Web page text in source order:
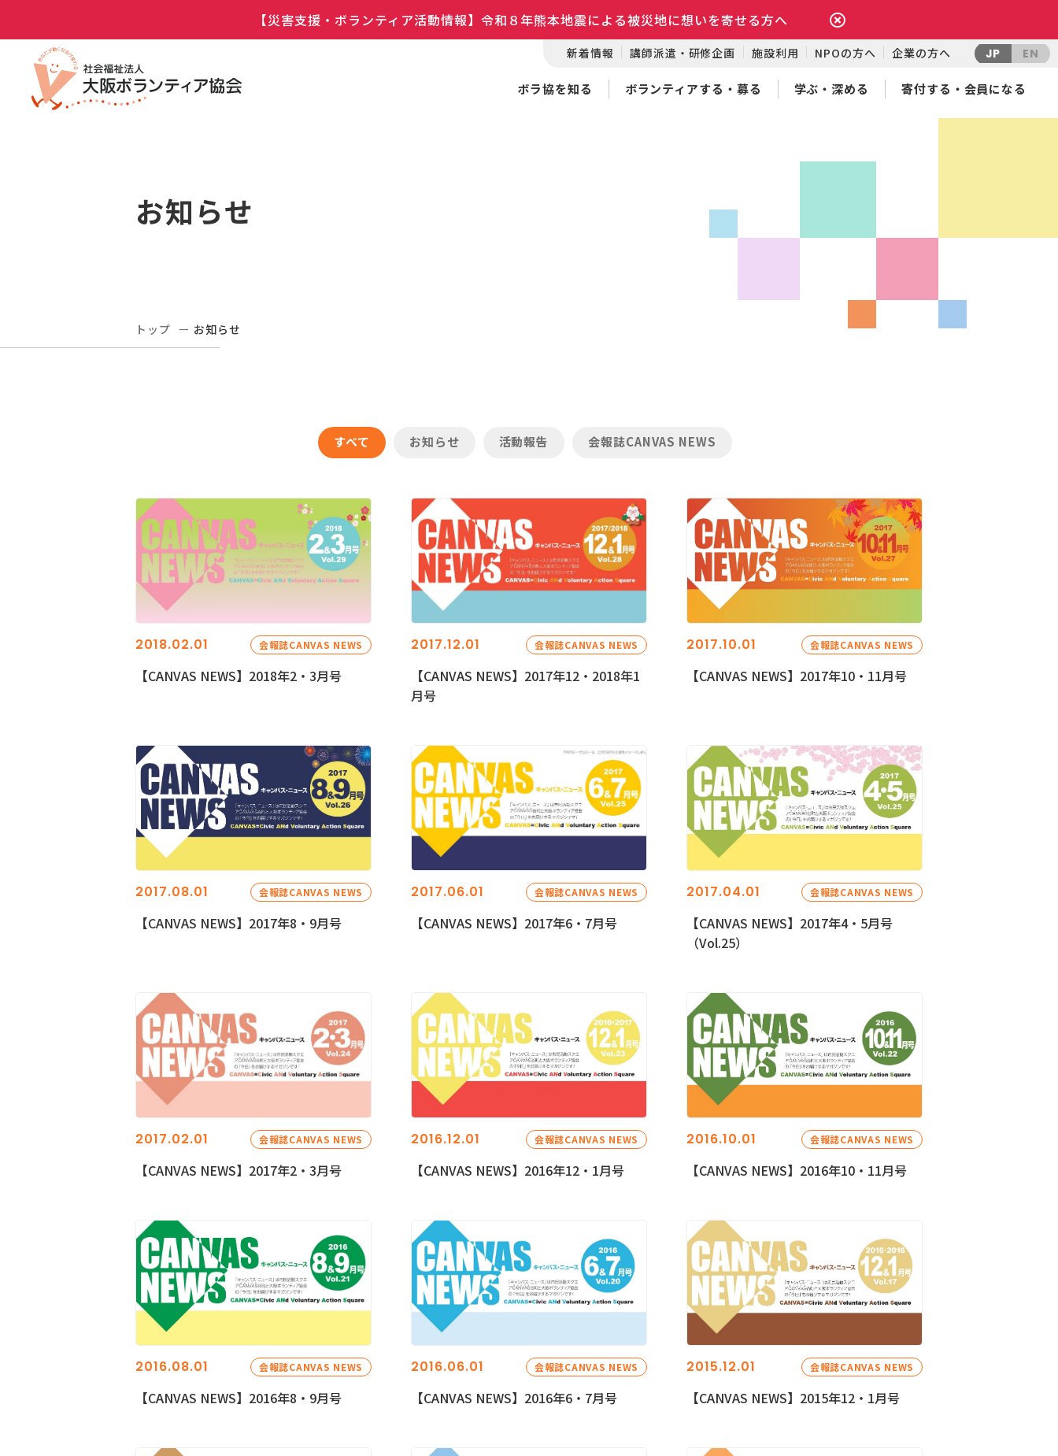
【災害支援・ボランティア活動情報】令和８年熊本地震による被災地に想いを寄せる方へ
新着情報 講師派遣・研修企画 施設利用 NPOの方へ 企業の方へ JP EN
ボラ協を知る ボランティアする・募る 学ぶ・深める 寄付する・会員になる
お知らせ
トップ お知らせ
すべて お知らせ 活動報告 会報誌CANVAS NEWS
2018.02.01 会報誌CANVAS NEWS
【CANVAS NEWS】2018年2・3月号
2017.12.01 会報誌CANVAS NEWS
【CANVAS NEWS】2017年12・2018年1
月号
2017.10.01 会報誌CANVAS NEWS
【CANVAS NEWS】2017年10・11月号
2017.08.01 会報誌CANVAS NEWS
【CANVAS NEWS】2017年8・9月号
2017.06.01 会報誌CANVAS NEWS
【CANVAS NEWS】2017年6・7月号
2017.04.01 会報誌CANVAS NEWS
【CANVAS NEWS】2017年4・5月号
（Vol.25）
2017.02.01 会報誌CANVAS NEWS
【CANVAS NEWS】2017年2・3月号
2016.12.01 会報誌CANVAS NEWS
【CANVAS NEWS】2016年12・1月号
2016.10.01 会報誌CANVAS NEWS
【CANVAS NEWS】2016年10・11月号
2016.08.01 会報誌CANVAS NEWS
【CANVAS NEWS】2016年8・9月号
2016.06.01 会報誌CANVAS NEWS
【CANVAS NEWS】2016年6・7月号
2015.12.01 会報誌CANVAS NEWS
【CANVAS NEWS】2015年12・1月号